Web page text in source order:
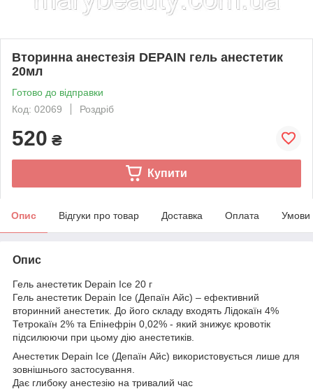
Вторинна анестезія DEPAIN гель анестетик
20мл
Готово до відправки
Код: 02069
Роздріб
520 ₴
Купити
Опис Відгуки про товар Доставка Оплата Умови
Опис
Гель анестетик Depain Ice 20 г
Гель анестетик Depain Ice (Депаїн Айс) – ефективний
вторинний анестетик. До його складу входять Лідокаїн 4%
Тетрокаїн 2% та Епінефрін 0,02% - який знижує кровотік
підсилюючи при цьому дію анестетиків.
Анестетик Depain Ice (Депаїн Айс) використовується лише для
зовнішнього застосування.
Дає глибоку анестезію на тривалий час